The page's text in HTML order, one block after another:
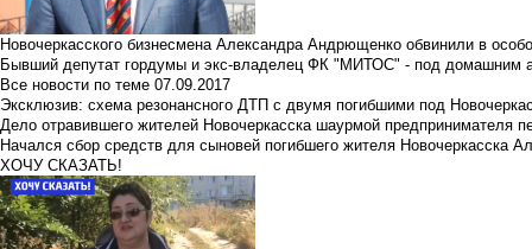
Новочеркасского бизнесмена Александра Андрющенко обвинили в
Бывший депутат гордумы и экс-владелец ФК "МИТОС" - под домашним
Все новости по теме 07.09.2017
Эксклюзив: схема резонансного ДТП с двумя погибшими под
Дело отравившего жителей Новочеркасска шаурмой предпринимателя
Начался сбор средств для сыновей погибшего жителя Новочеркасска
ХОЧУ СКАЗАТЬ!